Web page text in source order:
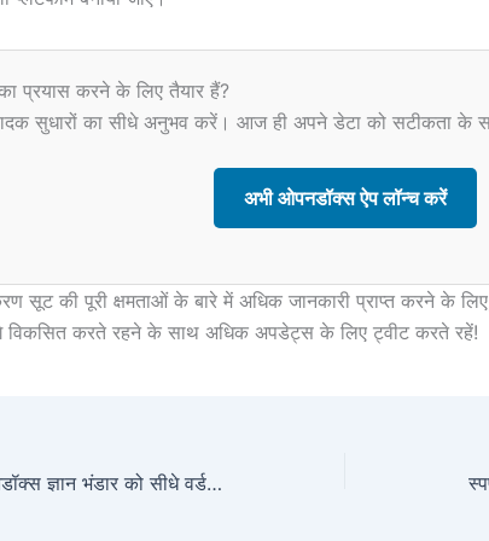
प्रयास करने के लिए तैयार हैं?
सुधारों का सीधे अनुभव करें। आज ही अपने डेटा को सटीकता के
अभी ओपनडॉक्स ऐप लॉन्च करें
सूट की पूरी क्षमताओं के बारे में अधिक जानकारी प्राप्त करने के
विकसित करते रहने के साथ अधिक अपडेट्स के लिए ट्वीट करते रहें!
नया फीचर: अपने ओपनडॉक्स ज्ञान भंडार को सीधे वर्डप्रेस पेज में निर्यात करें